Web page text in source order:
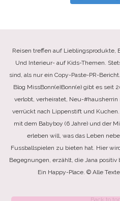
Reisen treffen auf Lieblingsprodukte,
Und Interieur- auf Kids-Themen.
sind, als nur ein Copy-Paste-PR-
Blog MissBonn(e)Bonn(e) gibt es seit
verlobt, verheiratet, Neu-#hausherrin
verrückt nach Lippenstift und
mit dem Babyboy (6 Jahre) und der
erleben will, was das Leben
Fussballspielen zu bieten hat. Hier
Begegnungen, erzählt, die Jana
Ein Happy-Place. © Alle
Back to